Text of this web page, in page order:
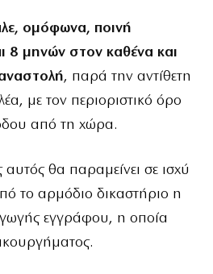
ομόφωνα, ποινή
8 μηνών στον καθένα και
αναστολή, παρά την αντίθετη
με τον περιοριστικό όρο
από τη χώρα.
θα παραμείνει σε ισχύ
το αρμόδιο δικαστήριο η
εγγράφου, η οποία